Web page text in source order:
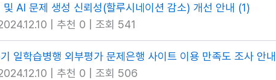
및 AI 문제 생성 신뢰성(할루시네이션 감소) 개선 안내 (1)
추천 0 조회 541
일학습병행 외부평가 문제은행 사이트 이용 만족도 조사 안내
추천 0 조회 506